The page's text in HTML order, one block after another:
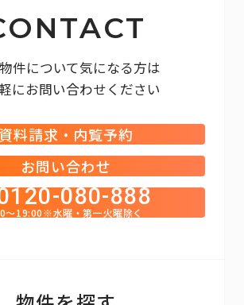
件について気になる方は
にお問い合わせください
料請求・内覧予約
お問い合わせ
080-888
～19:00※水曜・第一火曜除く